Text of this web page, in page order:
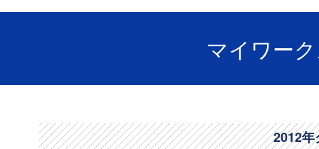
マイワー
2012年